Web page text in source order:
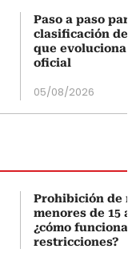
Paso a paso
clasificación del
que evoluciona
oficial
05/08/2026
Prohibición de
menores de 15
¿cómo funcionan
restricciones?